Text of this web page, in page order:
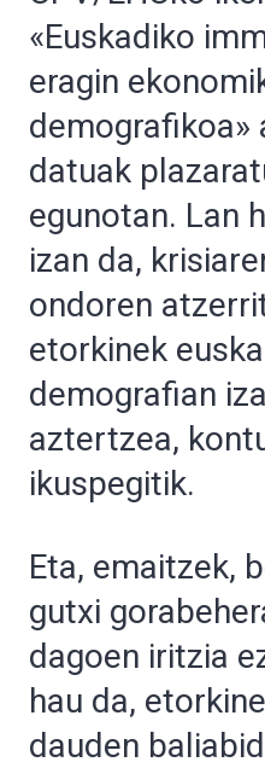
«Euskadiko
eragin
demografikoa»
datuak
egunotan. Lan
izan da,
ondoren
etorkinek
demografian
aztertzea,
ikuspegitik.
Eta, emaitzek,
gutxi
dagoen iritzia
hau da,
dauden